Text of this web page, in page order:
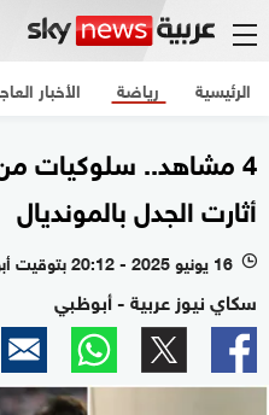
الرئيسية الأخبار رياضة
4 مشاهد.. سلوكيات
أثارت الجدل بالمونديال
l 16 يونيو 2025 - 20:12 بتوقيت أبوظبي
سكاي نيوز عربية - أبوظبي